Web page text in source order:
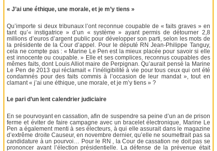
« J’ai une éthique, une morale, et je m’y tiens »
Qu’importe si deux tribunaux l’ont reconnue coupable de « faits graves » en
tant qu’« instigatrice » d’un « système » ayant permis de détourner 2,8
millions d’euros d’argent public pour développer son parti, selon les mots de
la présidente de la Cour d’appel. Pour le député RN Jean-Philippe Tanguy,
cela ne compte pas : « Marine Le Pen est la mieux placée pour savoir si elle
est innocente ou coupable. » Elle et ses complices, reconnus coupables des
mêmes faits, dont Louis Alliot maire de Perpignan. Qu’aurait pensé la Marine
Le Pen de 2013 qui réclamait « l’inéligibilité à vie pour tous ceux qui ont été
condamnés pour des faits commis à l’occasion de leur mandat », tout en
clamant « j’ai une éthique, une morale, et je m’y tiens » ?
Le pari d’un lent calendrier judiciaire
En se pourvoyant en cassation, afin de suspendre sa peine d’un an de prison
ferme et éviter de faire campagne avec un bracelet électronique, Marine Le
Pen a également menti à ses électeurs, à qui elle assurait dans le magazine
d’extrême droite Causeur, en novembre dernier, qu’elle ne soumettrait pas sa
candidature à un pourvoi… Pour le RN , la Cour de cassation ne doit pas se
prononcer avant l’élection présidentielle. La défense de la prévenue était